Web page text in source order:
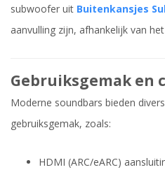
subwoofer uit Buitenkansjes
aanvulling zijn, afhankelijk van
Gebruiksgemak en
Moderne soundbars bieden
gebruiksgemak, zoals:
HDMI (ARC/eARC)